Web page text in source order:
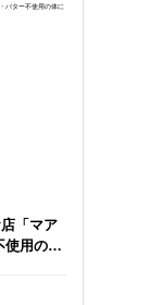
「マア
使用の体